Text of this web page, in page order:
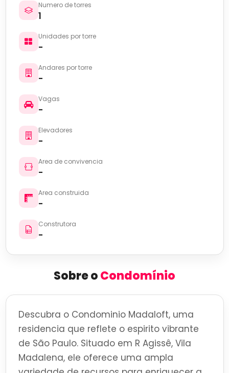
Numero de torres
1
Unidades por torre
-
Andares por torre
-
Vagas
-
Elevadores
-
Area de convivencia
-
Area construida
-
Construtora
-
Sobre oCondomínio
Descubra o Condominio Madaloft, uma
residencia que reflete o espirito vibrante
de São Paulo. Situado em R Agissê, Vila
Madalena, ele oferece uma ampla